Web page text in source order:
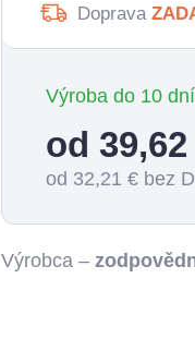
Doprava
Výroba do 10 dní
od 39,62
od 32,21 € bez
Výrobca –